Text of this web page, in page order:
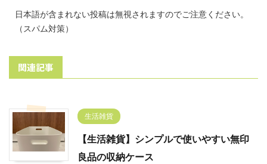
日本語が含まれない投稿は無視されますのでご注意ください。
（スパム対策）
関連記事
生活雑貨
【生活雑貨】シンプルで使いやすい無印
良品の収納ケース